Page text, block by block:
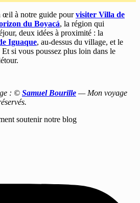
œil à notre guide pourvisiter Villa de
du Boyacá, la région qui
deux idées à proximité : la
Iguaque, au-dessus du village, et le
Et si vous poussez plus loin dans le
: © Samuel Bourille — Mon voyage